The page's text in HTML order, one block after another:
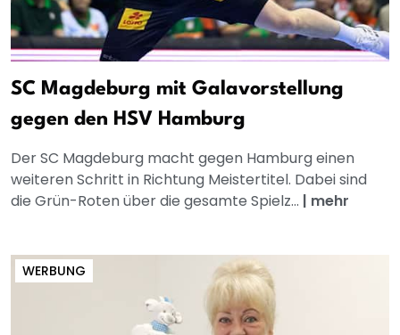
SC Magdeburg mit Galavorstellung
gegen den HSV Hamburg
Der SC Magdeburg macht gegen Hamburg einen
weiteren Schritt in Richtung Meistertitel. Dabei sind
die Grün-Roten über die gesamte Spielz... | mehr
WERBUNG